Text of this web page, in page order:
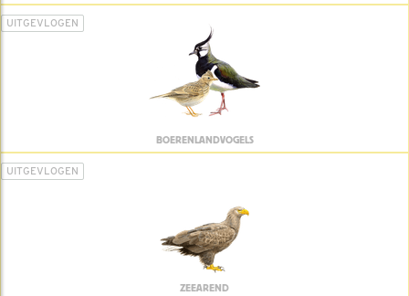
UITGEVLOGEN
BOERENLANDVOGELS
UITGEVLOGEN
ZEEAREND